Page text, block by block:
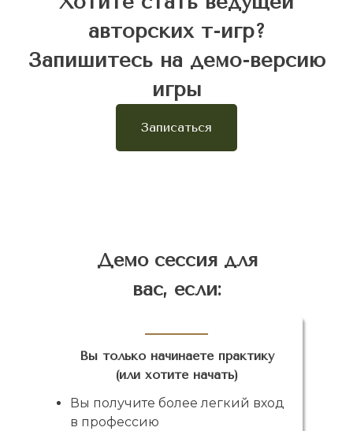
авторских т-игр?
Запишитесь на демо-версию
игры
Записаться
Демо сессия для
вас, если:
Вы получите более легкий вход
в профессию
Вы только начинаете практику
(или хотите начать)